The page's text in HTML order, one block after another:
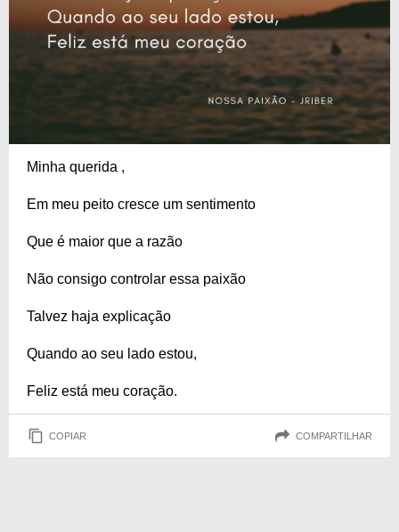
Minha querida ,
Em meu peito cresce um sentimento
Que é maior que a razão
Não consigo controlar essa paixão
Talvez haja explicação
Quando ao seu lado estou,
Feliz está meu coração.
COPIAR COMPARTILHAR